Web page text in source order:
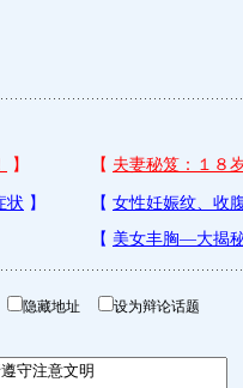
隐藏地址 设为辩论话题